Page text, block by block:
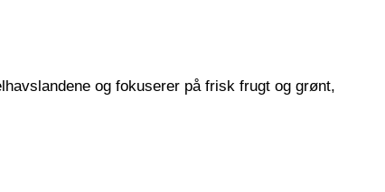
og fokuserer på frisk frugt og grønt,